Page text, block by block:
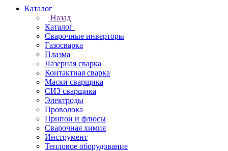
Каталог
Назад
Каталог
Сварочные инверторы
Газосварка
Плазма
Лазерная сварка
Контактная сварка
Маски сварщика
СИЗ сварщика
Электроды
Проволока
Припои и флюсы
Сварочная химия
Инструмент
Тепловое оборудование